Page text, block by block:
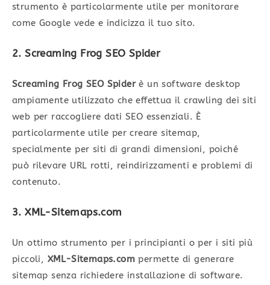
strumento è particolarmente utile per monitorare
come Google vede e indicizza il tuo sito.
2. Screaming Frog SEO Spider
Screaming Frog SEO Spiderè un software desktop
ampiamente utilizzato che effettua il crawling dei siti
web per raccogliere dati SEO essenziali. È
particolarmente utile per creare sitemap,
specialmente per siti di grandi dimensioni, poiché
può rilevare URL rotti, reindirizzamenti e problemi di
contenuto.
3. XML-Sitemaps.com
Un ottimo strumento per i principianti o per i siti più
piccoli, XML-Sitemaps.com permette di generare
sitemap senza richiedere installazione di software.